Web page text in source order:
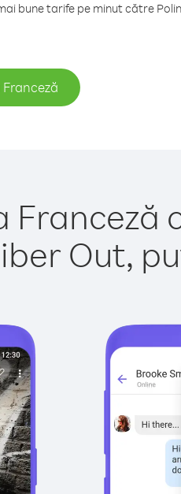
bune tarife pe minut către
Franceză
Out,